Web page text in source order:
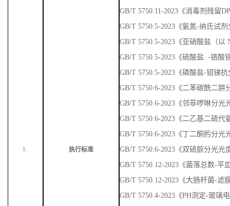
1. 执行标准
GB/T 5750.11-2023《消毒剂残留
GB/T 5750.5-2023《氨氮-纳氏试
GB/T 5750.5-2023《亚硝酸盐（
GB/T 5750.5-2023《硫酸盐 -铬酸
GB/T 5750.5-2023《磷酸盐-钼锑
GB/T 5750.6-2023《二苯碳酰二
GB/T 5750.6-2023《邻菲啰啉分光
GB/T 5750.6-2023《二乙基二硫
GB/T 5750.6-2023《丁二酮肟分光
GB/T 5750.6-2023《双硫腙分光光
GB/T 5750.12-2023《菌落总数-平
GB/T 5750.12-2023《大肠杆菌-滤
GB/T 5750.4-2023《PH测定-玻璃